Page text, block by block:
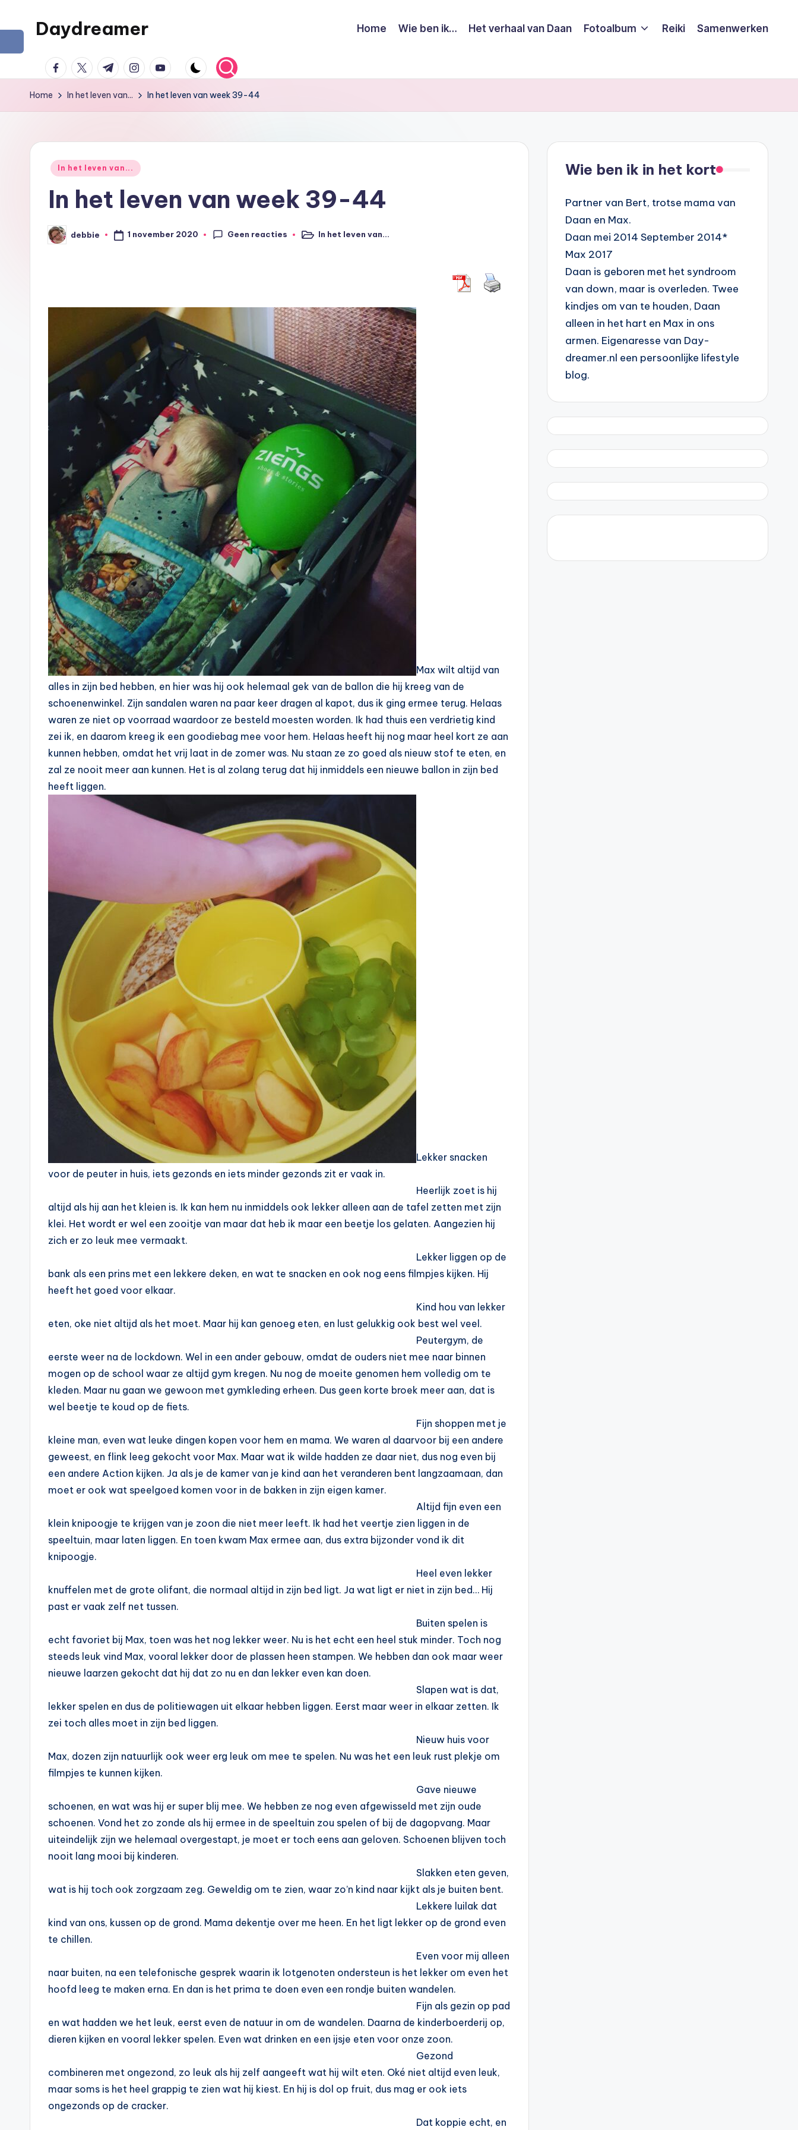
Ga
Daydreamer
persoonlijke
Home Wie ben ik… Het verhaal van Daan Fotoalbum Reiki Samenwerken
facebook.com
twitter.com
t.me instagram.com
youtube.com
Home In het leven van... In het leven van week 39-44
Geplaatst
In het leven van...
In het leven van week 39-44
Geplaatst
door
debbie 1 november 2020 Geen reacties
Geplaatst
In het leven van...
Max wilt altijd van
alles in zijn bed hebben, en hier was hij ook helemaal gek van de ballon die hij kreeg van de
schoenenwinkel. Zijn sandalen waren na paar keer dragen al kapot, dus ik ging ermee terug. Helaas
waren ze niet op voorraad waardoor ze besteld moesten worden. Ik had thuis een verdrietig kind
zei ik, en daarom kreeg ik een goodiebag mee voor hem. Helaas heeft hij nog maar heel kort ze aan
kunnen hebben, omdat het vrij laat in de zomer was. Nu staan ze zo goed als nieuw stof te eten, en
zal ze nooit meer aan kunnen. Het is al zolang terug dat hij inmiddels een nieuwe ballon in zijn bed
heeft liggen.
Lekker snacken
voor de peuter in huis, iets gezonds en iets minder gezonds zit er vaak in.
Heerlijk zoet is hij
altijd als hij aan het kleien is. Ik kan hem nu inmiddels ook lekker alleen aan de tafel zetten met zijn
klei. Het wordt er wel een zooitje van maar dat heb ik maar een beetje los gelaten. Aangezien hij
zich er zo leuk mee vermaakt.
Lekker liggen op de
bank als een prins met een lekkere deken, en wat te snacken en ook nog eens filmpjes kijken. Hij
heeft het goed voor elkaar.
Kind hou van lekker
eten, oke niet altijd als het moet. Maar hij kan genoeg eten, en lust gelukkig ook best wel veel.
Peutergym, de
eerste weer na de lockdown. Wel in een ander gebouw, omdat de ouders niet mee naar binnen
mogen op de school waar ze altijd gym kregen. Nu nog de moeite genomen hem volledig om te
kleden. Maar nu gaan we gewoon met gymkleding erheen. Dus geen korte broek meer aan, dat is
wel beetje te koud op de fiets.
Fijn shoppen met je
kleine man, even wat leuke dingen kopen voor hem en mama. We waren al daarvoor bij een andere
geweest, en flink leeg gekocht voor Max. Maar wat ik wilde hadden ze daar niet, dus nog even bij
een andere Action kijken. Ja als je de kamer van je kind aan het veranderen bent langzaamaan, dan
moet er ook wat speelgoed komen voor in de bakken in zijn eigen kamer.
Altijd fijn even een
klein knipoogje te krijgen van je zoon die niet meer leeft. Ik had het veertje zien liggen in de
speeltuin, maar laten liggen. En toen kwam Max ermee aan, dus extra bijzonder vond ik dit
knipoogje.
Heel even lekker
knuffelen met de grote olifant, die normaal altijd in zijn bed ligt. Ja wat ligt er niet in zijn bed… Hij
past er vaak zelf net tussen.
Buiten spelen is
echt favoriet bij Max, toen was het nog lekker weer. Nu is het echt een heel stuk minder. Toch nog
steeds leuk vind Max, vooral lekker door de plassen heen stampen. We hebben dan ook maar weer
nieuwe laarzen gekocht dat hij dat zo nu en dan lekker even kan doen.
Slapen wat is dat,
lekker spelen en dus de politiewagen uit elkaar hebben liggen. Eerst maar weer in elkaar zetten. Ik
zei toch alles moet in zijn bed liggen.
Nieuw huis voor
Max, dozen zijn natuurlijk ook weer erg leuk om mee te spelen. Nu was het een leuk rust plekje om
filmpjes te kunnen kijken.
Gave nieuwe
schoenen, en wat was hij er super blij mee. We hebben ze nog even afgewisseld met zijn oude
schoenen. Vond het zo zonde als hij ermee in de speeltuin zou spelen of bij de dagopvang. Maar
uiteindelijk zijn we helemaal overgestapt, je moet er toch eens aan geloven. Schoenen blijven toch
nooit lang mooi bij kinderen.
Slakken eten geven,
wat is hij toch ook zorgzaam zeg. Geweldig om te zien, waar zo’n kind naar kijkt als je buiten bent.
Lekkere luilak dat
kind van ons, kussen op de grond. Mama dekentje over me heen. En het ligt lekker op de grond even
te chillen.
Even voor mij alleen
naar buiten, na een telefonische gesprek waarin ik lotgenoten ondersteun is het lekker om even het
hoofd leeg te maken erna. En dan is het prima te doen even een rondje buiten wandelen.
Fijn als gezin op pad
en wat hadden we het leuk, eerst even de natuur in om de wandelen. Daarna de kinderboerderij op,
dieren kijken en vooral lekker spelen. Even wat drinken en een ijsje eten voor onze zoon.
Gezond
combineren met ongezond, zo leuk als hij zelf aangeeft wat hij wilt eten. Oké niet altijd even leuk,
maar soms is het heel grappig te zien wat hij kiest. En hij is dol op fruit, dus mag er ook iets
ongezonds op de cracker.
Dat koppie echt, en
Wie ben ik in het kort
Partner van Bert, trotse mama van
Daan en Max.
Daan mei 2014 September 2014*
Max 2017
Daan is geboren met het syndroom
van down, maar is overleden. Twee
kindjes om van te houden, Daan
alleen in het hart en Max in ons
armen. Eigenaresse van Day-
dreamer.nl een persoonlijke lifestyle
blog.